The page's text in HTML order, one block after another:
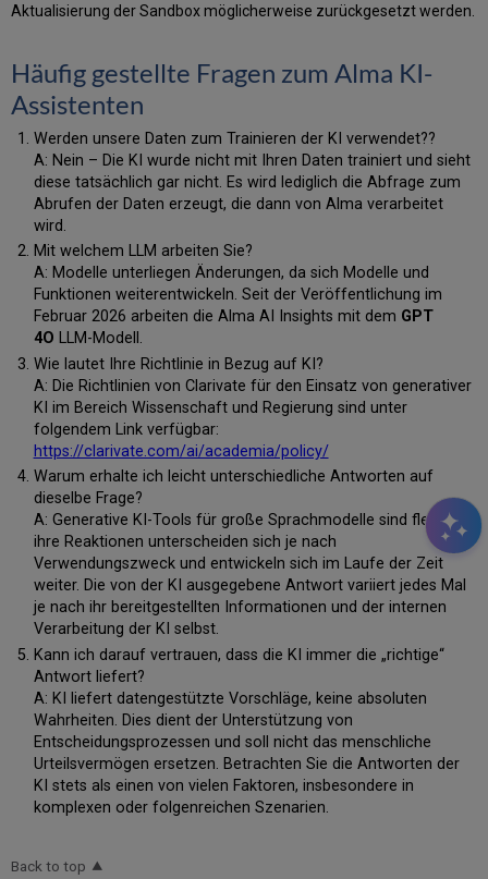
Aktualisierung der Sandbox möglicherweise zurückgesetzt werden.
Häufig gestellte Fragen zum Alma KI-
Assistenten
Werden unsere Daten zum Trainieren der KI verwendet??
A: Nein – Die KI wurde nicht mit Ihren Daten trainiert und sieht
diese tatsächlich gar nicht. Es wird lediglich die Abfrage zum
Abrufen der Daten erzeugt, die dann von Alma verarbeitet
wird.
Mit welchem ​​LLM arbeiten Sie?
A: Modelle unterliegen Änderungen, da sich Modelle und
Funktionen weiterentwickeln. Seit der Veröffentlichung im
Februar 2026 arbeiten die Alma AI Insights mit dem GPT
4O LLM-Modell.
Wie lautet Ihre Richtlinie in Bezug auf KI?
A: Die Richtlinien von Clarivate für den Einsatz von generativer
KI im Bereich Wissenschaft und Regierung sind unter
folgendem Link verfügbar:
https://clarivate.com/ai/academia/policy/
Warum erhalte ich leicht unterschiedliche Antworten auf
dieselbe Frage?
A: Generative KI-Tools für große Sprachmodelle sind flexibel,
ihre Reaktionen unterscheiden sich je nach
Verwendungszweck und entwickeln sich im Laufe der Zeit
weiter. Die von der KI ausgegebene Antwort variiert jedes Mal
je nach ihr bereitgestellten Informationen und der internen
Verarbeitung der KI selbst.
Kann ich darauf vertrauen, dass die KI immer die „richtige“
Antwort liefert?
A: KI liefert datengestützte Vorschläge, keine absoluten
Wahrheiten. Dies dient der Unterstützung von
Entscheidungsprozessen und soll nicht das menschliche
Urteilsvermögen ersetzen. Betrachten Sie die Antworten der
KI stets als einen von vielen Faktoren, insbesondere in
komplexen oder folgenreichen Szenarien.
Back to top